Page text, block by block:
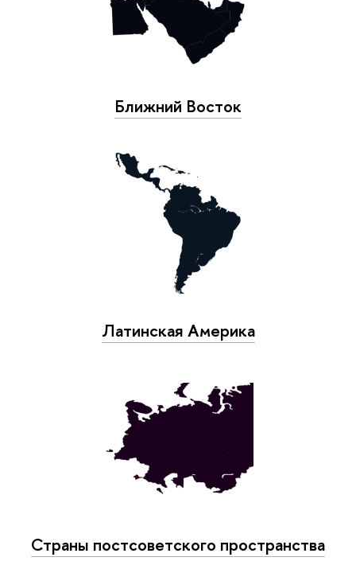
Ближний Восток
Латинская Америка
Страны постсоветского пространства